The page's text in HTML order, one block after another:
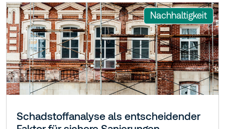
Nachhaltigkeit:
Schadstoffanalyse als entscheidender